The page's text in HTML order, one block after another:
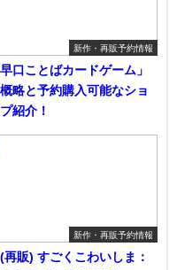
新作・再販予約情報
早口ことばカードゲーム」
略と予約購入可能なショ
紹介！
新作・再販予約情報
(再販) すごくこわいしま：